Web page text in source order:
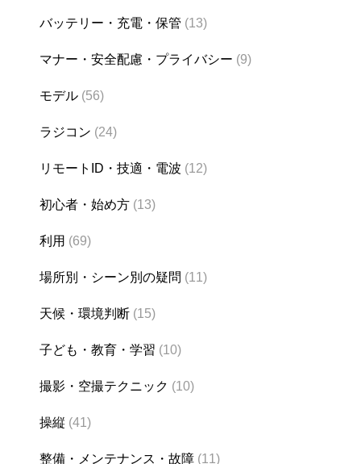
バッテリー・充電・保管 (13)
マナー・安全配慮・プライバシー (9)
モデル (56)
ラジコン (24)
リモートID・技適・電波 (12)
初心者・始め方 (13)
利用 (69)
場所別・シーン別の疑問 (11)
天候・環境判断 (15)
子ども・教育・学習 (10)
撮影・空撮テクニック (10)
操縦 (41)
整備・メンテナンス・故障 (11)